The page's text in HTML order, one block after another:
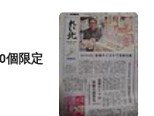
個限定